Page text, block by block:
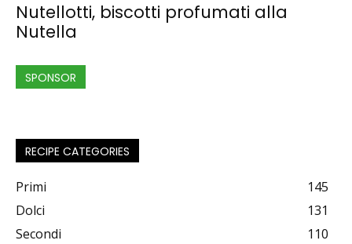
Nutellotti, biscotti profumati alla
Nutella
SPONSOR
RECIPE CATEGORIES
Primi
145
Dolci
131
Secondi
110